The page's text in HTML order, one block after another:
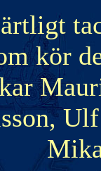
kör